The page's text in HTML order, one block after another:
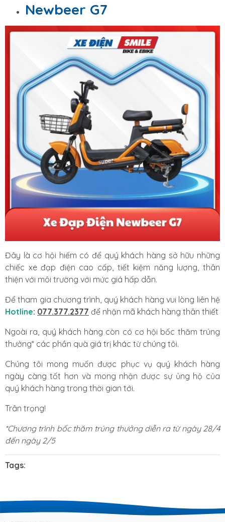
Newbeer G7
Đây là cơ hội hiếm có để quý khách hàng sở hữu những
chiếc xe đạp điện cao cấp, tiết kiệm năng lượng, thân
thiện với môi trường với mức giá hấp dẫn.
Để tham gia chương trình, quý khách hàng vui lòng liên hệ
Hotline: 077.377.2377 để nhận mã khách hàng thân thiết
Ngoài ra, quý khách hàng còn có cơ hội bốc thăm trúng
thưởng* các phần quà giá trị khác từ chúng tôi.
Chúng tôi mong muốn được phục vụ quý khách hàng
ngày càng tốt hơn và mong nhận được sự ủng hộ của
quý khách hàng trong thời gian tới.
Trân trọng!
*Chương trình bốc thăm trúng thưởng diễn ra từ ngày 28/4
đến ngày 2/5
Tags: